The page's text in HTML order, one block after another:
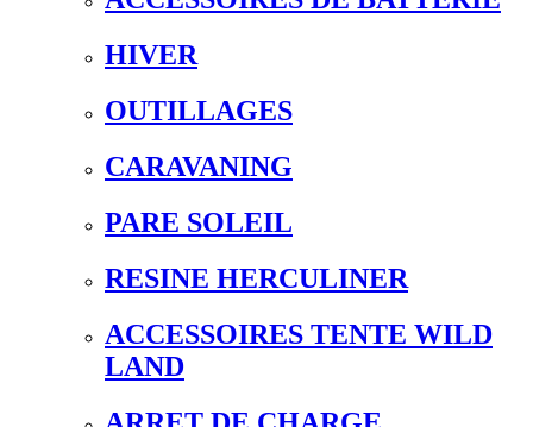
HIVER
OUTILLAGES
CARAVANING
PARE SOLEIL
RESINE HERCULINER
ACCESSOIRES TENTE WILD
LAND